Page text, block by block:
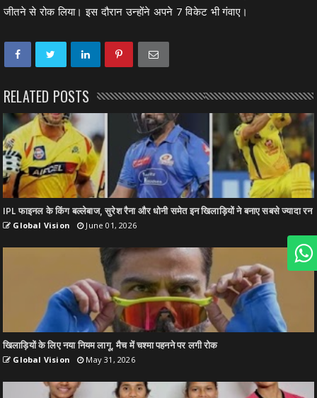
जीतने से रोक लिया। इस दौरान उन्होंने अपने 7 विकेट भी गंवाए।
RELATED POSTS
IPL फाइनल के किंग बल्लेबाज, सुरेश रैना और धोनी समेत इन खिलाड़ियों ने बनाए सबसे ज्यादा रन
Global Vision June 01, 2026
खिलाड़ियों के लिए नया नियम लागू, मैच में चश्मा पहनने पर लगी रोक
Global Vision May 31, 2026